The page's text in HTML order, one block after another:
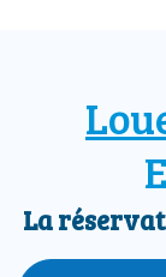
La